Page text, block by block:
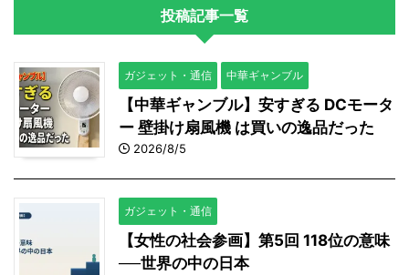
投稿記事一覧
ガジェット・通信 中華ギャンブル
【中華ギャンブル】安すぎる DCモータ
ー 壁掛け扇風機 は買いの逸品だった
2026/8/5
ガジェット・通信
【女性の社会参画】第5回 118位の意味
──世界の中の日本